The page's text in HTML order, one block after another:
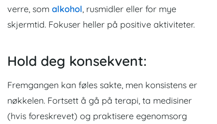
verre, som alkohol, rusmidler eller for mye
skjermtid. Fokuser heller på positive aktiviteter.
Hold deg konsekvent:
Fremgangen kan føles sakte, men konsistens er
nøkkelen. Fortsett å gå på terapi, ta medisiner
(hvis foreskrevet) og praktisere egenomsorg